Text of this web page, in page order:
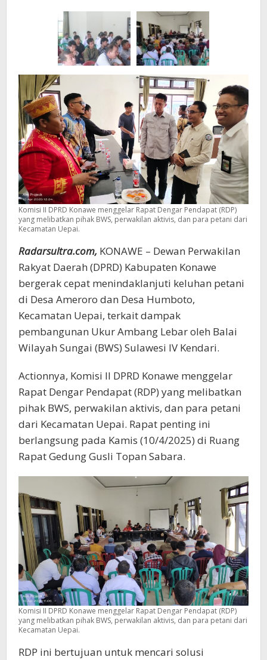
Pasca
RDP
DPRD
bersama
BWS
Kendari
Komisi II DPRD Konawe menggelar Rapat Dengar Pendapat (RDP)
yang melibatkan pihak BWS, perwakilan aktivis, dan para petani dari
Kecamatan Uepai.
Radarsultra.com, KONAWE – Dewan Perwakilan
Rakyat Daerah (DPRD) Kabupaten Konawe
bergerak cepat menindaklanjuti keluhan petani
di Desa Ameroro dan Desa Humboto,
Kecamatan Uepai, terkait dampak
pembangunan Ukur Ambang Lebar oleh Balai
Wilayah Sungai (BWS) Sulawesi IV Kendari.
Actionnya, Komisi II DPRD Konawe menggelar
Rapat Dengar Pendapat (RDP) yang melibatkan
pihak BWS, perwakilan aktivis, dan para petani
dari Kecamatan Uepai. Rapat penting ini
berlangsung pada Kamis (10/4/2025) di Ruang
Rapat Gedung Gusli Topan Sabara.
Komisi II DPRD Konawe menggelar Rapat Dengar Pendapat (RDP)
yang melibatkan pihak BWS, perwakilan aktivis, dan para petani dari
Kecamatan Uepai.
RDP ini bertujuan untuk mencari solusi